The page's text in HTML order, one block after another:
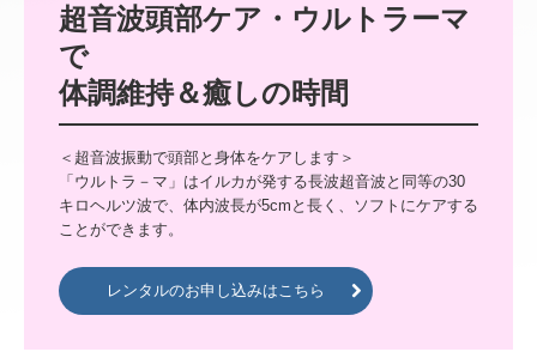
展示会情報
セミナー・イベント情報
プレスリリース
賛助会員クリニック様専用
お問合せ・レンタル申込
お問合せ
超音波頭部ケア・ウルトラーマ
で
体調維持＆癒しの時間
＜超音波振動で頭部と身体をケアします＞
「ウルトラ－マ」はイルカが発する長波超音波と同等の30
キロヘルツ波で、体内波長が5cmと長く、ソフトにケアする
ことができます。
レンタルのお申し込みはこちら